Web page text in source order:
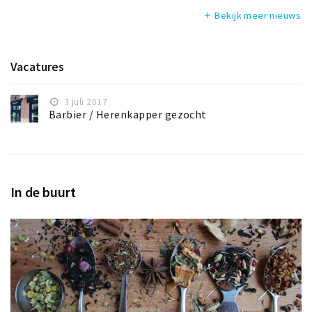
add Bekijk meer nieuws
Vacatures
3 juli 2017
Barbier / Herenkapper gezocht
In de buurt